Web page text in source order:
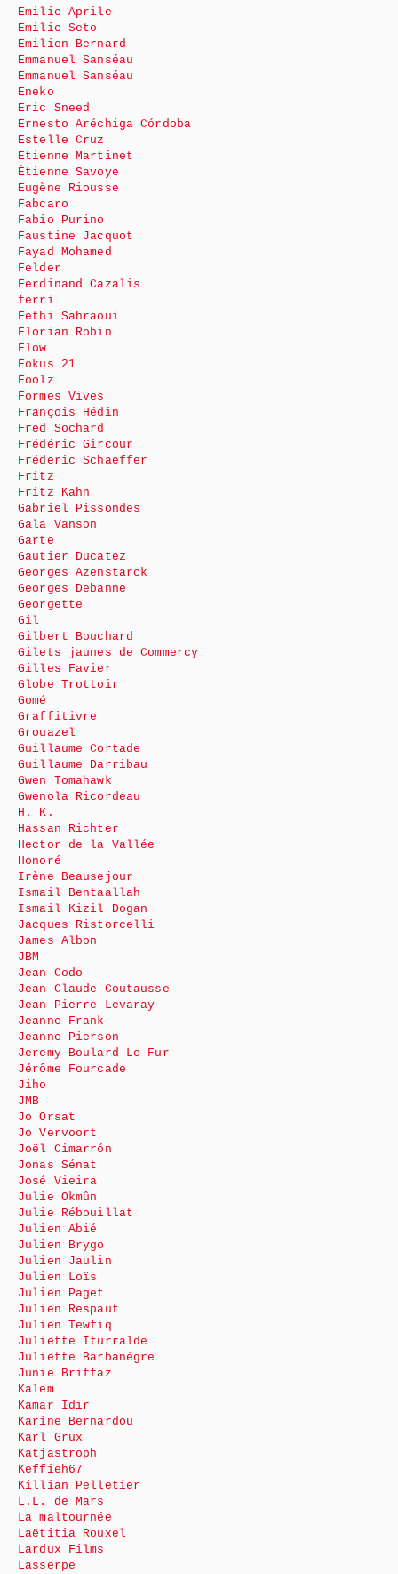
Emilie Aprile
Emilie Seto
Emilien Bernard
Emmanuel Sanséau
Emmanuel Sanséau
Eneko
Eric Sneed
Ernesto Aréchiga Córdoba
Estelle Cruz
Etienne Martinet
Étienne Savoye
Eugène Riousse
Fabcaro
Fabio Purino
Faustine Jacquot
Fayad Mohamed
Felder
Ferdinand Cazalis
ferri
Fethi Sahraoui
Florian Robin
Flow
Fokus 21
Foolz
Formes Vives
François Hédin
Fred Sochard
Frédéric Gircour
Fréderic Schaeffer
Fritz
Fritz Kahn
Gabriel Pissondes
Gala Vanson
Garte
Gautier Ducatez
Georges Azenstarck
Georges Debanne
Georgette
Gil
Gilbert Bouchard
Gilets jaunes de Commercy
Gilles Favier
Globe Trottoir
Gomé
Graffitivre
Grouazel
Guillaume Cortade
Guillaume Darribau
Gwen Tomahawk
Gwenola Ricordeau
H. K.
Hassan Richter
Hector de la Vallée
Honoré
Irène Beausejour
Ismail Bentaallah
Ismail Kizil Dogan
Jacques Ristorcelli
James Albon
JBM
Jean Codo
Jean-Claude Coutausse
Jean-Pierre Levaray
Jeanne Frank
Jeanne Pierson
Jeremy Boulard Le Fur
Jérôme Fourcade
Jiho
JMB
Jo Orsat
Jo Vervoort
Joël Cimarrón
Jonas Sénat
José Vieira
Julie Okmûn
Julie Rébouillat
Julien Abié
Julien Brygo
Julien Jaulin
Julien Loïs
Julien Paget
Julien Respaut
Julien Tewfiq
Juliette Iturralde
Juliette Barbanègre
Junie Briffaz
Kalem
Kamar Idir
Karine Bernardou
Karl Grux
Katjastroph
Keffieh67
Killian Pelletier
L.L. de Mars
La maltournée
Laëtitia Rouxel
Lardux Films
Lasserpe